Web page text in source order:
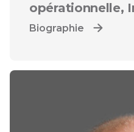
opérationnelle,
Ouvre une boîte de
Biographie